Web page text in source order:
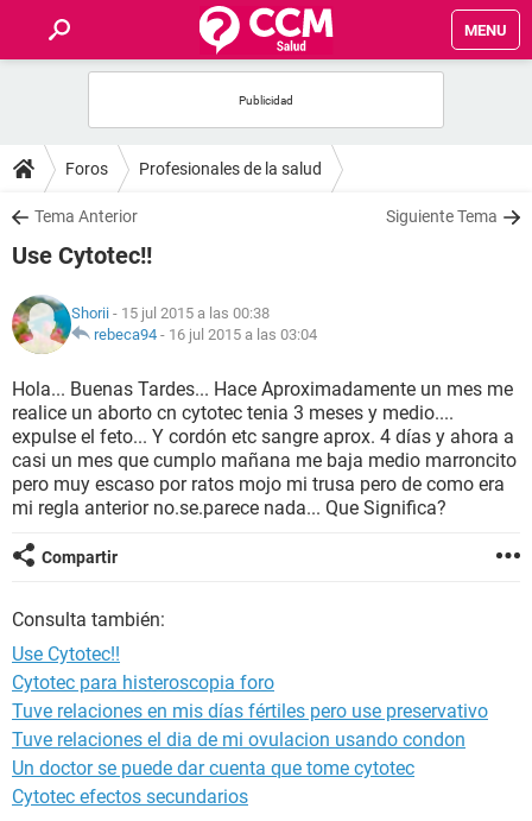
MENU
FOROS
SALUD
FAMILIA
NUTRICIÓN
BIENESTAR
SEXUALIDAD
GLOSARIO
Foros Profesionales de la salud
Tema Anterior Siguiente Tema
Use Cytotec!!
Shorii - 15 jul 2015 a las 00:38
rebeca94 - 16 jul 2015 a las 03:04
Hola... Buenas Tardes... Hace Aproximadamente un mes me
realice un aborto cn cytotec tenia 3 meses y medio....
expulse el feto... Y cordón etc sangre aprox. 4 días y ahora a
casi un mes que cumplo mañana me baja medio marroncito
pero muy escaso por ratos mojo mi trusa pero de como era
mi regla anterior no.se.parece nada... Que Significa?
Compartir
Consulta también:
Use Cytotec!!
Cytotec para histeroscopia foro
Tuve relaciones en mis días fértiles pero use preservativo
Tuve relaciones el dia de mi ovulacion usando condon
Un doctor se puede dar cuenta que tome cytotec
Cytotec efectos secundarios